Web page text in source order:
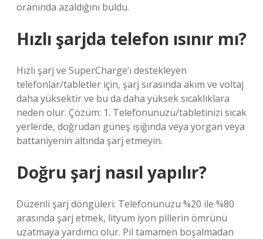
oranında azaldığını buldu.
Hızlı şarjda telefon ısınır mı?
Hızlı şarj ve SuperCharge’ı destekleyen
telefonlar/tabletler için, şarj sırasında akım ve voltaj
daha yüksektir ve bu da daha yüksek sıcaklıklara
neden olur. Çözüm: 1. Telefonunuzu/tabletinizi sıcak
yerlerde, doğrudan güneş ışığında veya yorgan veya
battaniyenin altında şarj etmeyin.
Doğru şarj nasıl yapılır?
Düzenli şarj döngüleri: Telefonunuzu %20 ile %80
arasında şarj etmek, lityum iyon pillerin ömrünü
uzatmaya yardımcı olur. Pil tamamen boşalmadan